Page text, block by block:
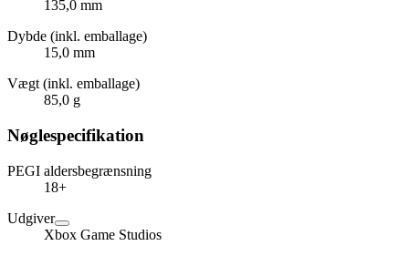
135,0 mm
Dybde (inkl. emballage)
15,0 mm
Vægt (inkl. emballage)
85,0 g
Nøglespecifikation
PEGI aldersbegrænsning
18+
Udgiver
Xbox Game Studios